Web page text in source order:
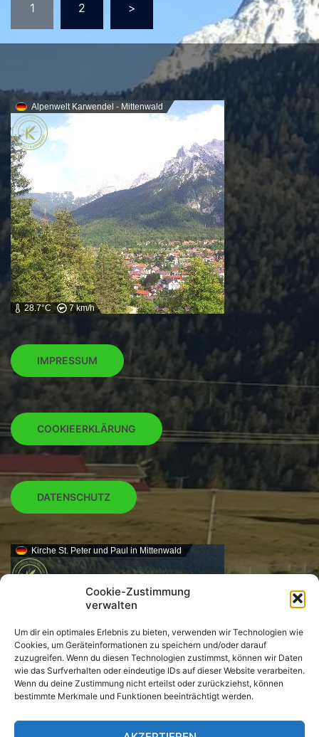
Cookie-Zustimmung
verwalten
Um dir ein optimales Erlebnis zu bieten, verwenden wir Technologien wie
Cookies, um Geräteinformationen zu speichern und/oder darauf
zuzugreifen. Wenn du diesen Technologien zustimmst, können wir Daten
wie das Surfverhalten oder eindeutige IDs auf dieser Website verarbeiten.
Wenn du deine Zustimmung nicht erteilst oder zurückziehst, können
bestimmte Merkmale und Funktionen beeinträchtigt werden.
der
Beiträge
1 2 >
Alpenwelt Karwendel - Mittenwald
28.7°C 7 km/h
IMPRESSUM
COOKIEERKLÄRUNG
DATENSCHUTZ
Kirche St. Peter und Paul in Mittenwald